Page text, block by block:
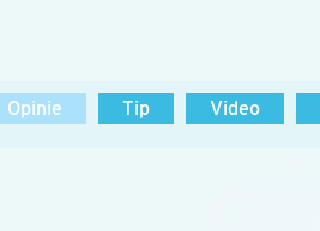
Opinie Tip Video